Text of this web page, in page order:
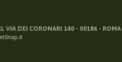
VIA DEI CORONARI 140 - 00186 -